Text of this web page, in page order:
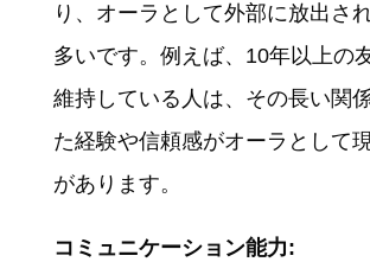
り、オーラとして外部に放出さ
多いです。例えば、10年以上の
維持している人は、その長い関
た経験や信頼感がオーラとして
があります。
コミュニケーション能力: